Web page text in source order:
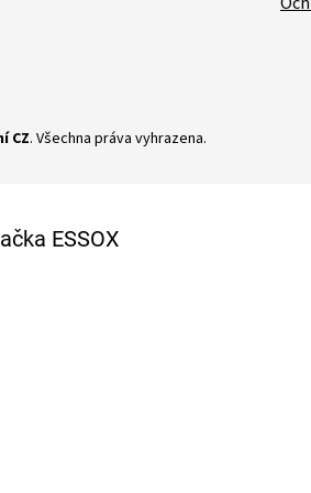
CZ. Všechna práva vyhrazena.
ESSOX